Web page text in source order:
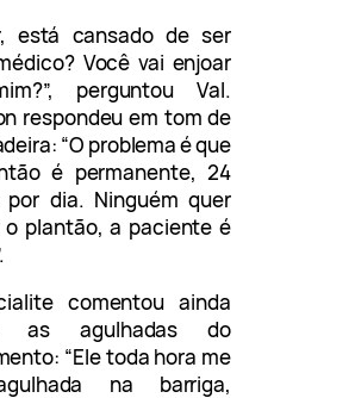
está cansado de ser
Você vai enjoar
perguntou Val.
respondeu em tom de
“O problema é que
é permanente, 24
por dia. Ninguém quer
o plantão, a paciente é
comentou ainda
as agulhadas do
“Ele toda hora me
na barriga,